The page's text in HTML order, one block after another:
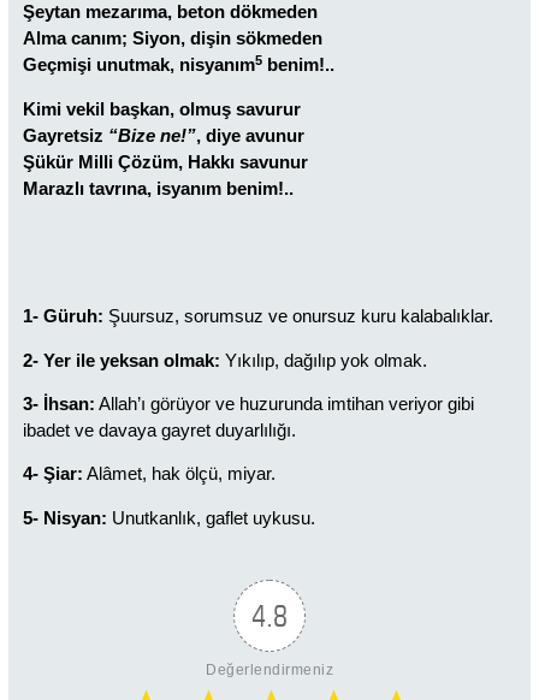
Şeytan mezarıma, beton dökmeden
Alma canım; Siyon, dişin sökmeden
Geçmişi unutmak, nisyanım5 benim!..
Kimi vekil başkan, olmuş savurur
Gayretsiz “Bize ne!”, diye avunur
Şükür Milli Çözüm, Hakkı savunur
Marazlı tavrına, isyanım benim!..
1- Güruh: Şuursuz, sorumsuz ve onursuz kuru kalabalıklar.
2- Yer ile yeksan olmak: Yıkılıp, dağılıp yok olmak.
3- İhsan: Allah’ı görüyor ve huzurunda imtihan veriyor gibi
ibadet ve davaya gayret duyarlılığı.
4- Şiar: Alâmet, hak ölçü, miyar.
5- Nisyan: Unutkanlık, gaflet uykusu.
4.8
Değerlendirmeniz